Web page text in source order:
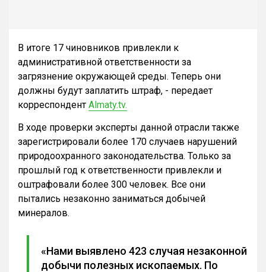
В итоге 17 чиновников привлекли к
административной ответственности за
загрязнение окружающей среды. Теперь они
должны будут заплатить штраф, - передает
корреспондент Almaty.tv.
В ходе проверки эксперты данной отрасли также
зарегистрировали более 170 случаев нарушений
природоохранного законодательства. Только за
прошлый год к ответственности привлекли и
оштрафовали более 300 человек. Все они
пытались незаконно заниматься добычей
минералов.
«Нами выявлено 423 случая незаконной
добычи полезных ископаемых. По